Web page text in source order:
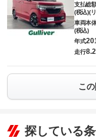
支払総
(税込)(
車両本
(税込)
年式
走行
こ
探している